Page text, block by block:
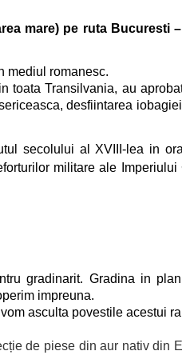
mare) pe ruta Bucuresti
mediul romanesc.
toata Transilvania, au
desfiintarea
secolului al XVIII-lea in
militare ale
gradinarit. Gradina in
impreuna.
asculta povestile acestui
de piese din aur nativ din